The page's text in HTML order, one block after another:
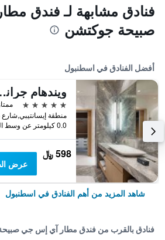
فنادق مشابهة لـ فندق
صبيحة جوكتشن
أفضل الفنادق في اسطنبول
ويندهام
5 نجوم
ممتاز
0.0 كيلومتر عن وسط المدينة
598 ﷼
عرض
شاهد المزيد من أهم الفنادق في اسطنبول
فنادق بالقرب من فندق مطار آي إس جي